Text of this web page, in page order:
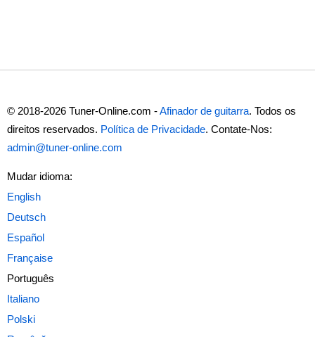
© 2018-2026 Tuner-Online.com -Afinador de guitarra. Todos os
direitos reservados. Política de Privacidade. Contate-Nos:
admin@tuner-online.com
Mudar idioma:
Português